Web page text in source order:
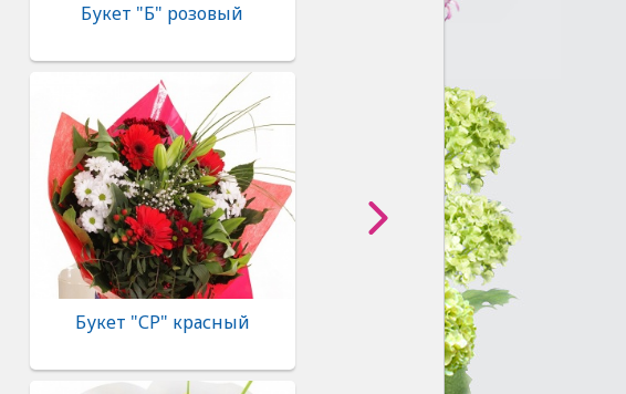
Букет "Б" розовый
Букет "СР" красный